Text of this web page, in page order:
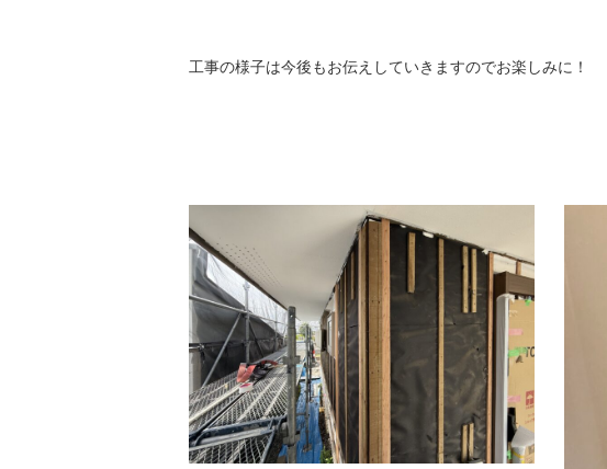
工事の様子は今後もお伝えしていきますのでお楽しみに！